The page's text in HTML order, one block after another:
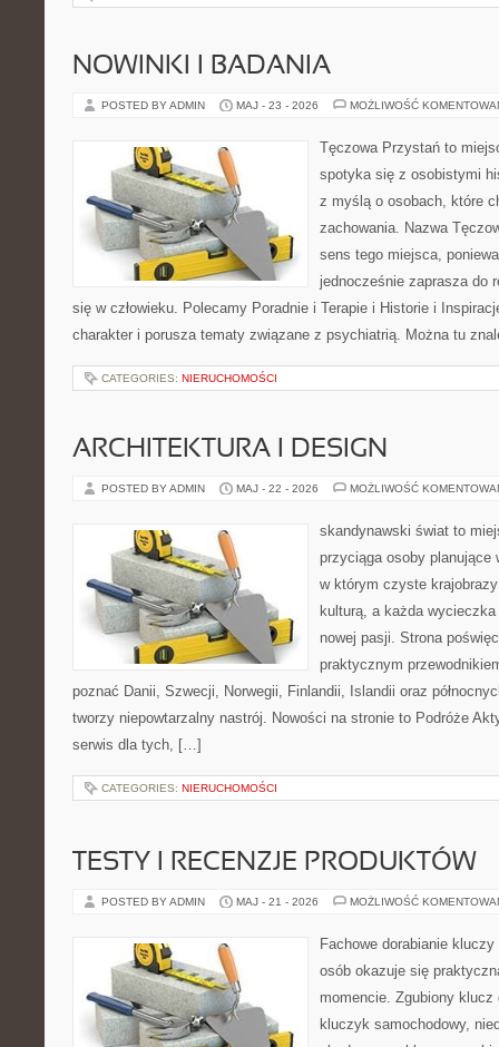
NOWINKI I BADANIA
POSTED BY ADMIN MAJ - 23 - 2026 MOŻLIWOŚĆ
Tęczowa Przystań to
spotyka się z osobistymi
z myślą o osobach, które
zachowania. Nazwa
sens tego miejsca,
jednocześnie zaprasza do
się w człowieku. Polecamy Poradnie i Terapie i Historie i
charakter i porusza tematy związane z psychiatrią. Można tu
CATEGORIES: NIERUCHOMOŚCI
ARCHITEKTURA I DESIGN
POSTED BY ADMIN MAJ - 22 - 2026 MOŻLIWOŚĆ
skandynawski świat to
przyciąga osoby planujące
w którym czyste
kulturą, a każda
nowej pasji. Strona
praktycznym
poznać Danii, Szwecji, Norwegii, Finlandii, Islandii oraz
tworzy niepowtarzalny nastrój. Nowości na stronie to Podróże
serwis dla tych, […]
CATEGORIES: NIERUCHOMOŚCI
TESTY I RECENZJE PRODUKTÓW
POSTED BY ADMIN MAJ - 21 - 2026 MOŻLIWOŚĆ
Fachowe dorabianie
osób okazuje się
momencie. Zgubiony
kluczyk samochodowy,